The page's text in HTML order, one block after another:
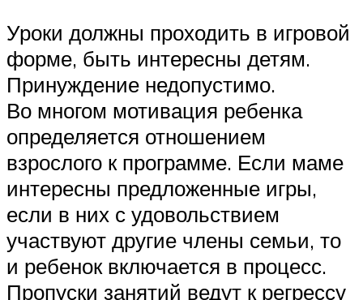
Уроки должны проходить в игровой
форме, быть интересны детям.
Принуждение недопустимо.
Во многом мотивация ребенка
определяется отношением
взрослого к программе. Если маме
интересны предложенные игры,
если в них с удовольствием
участвуют другие члены семьи, то
и ребенок включается в процесс.
Пропуски занятий ведут к регрессу